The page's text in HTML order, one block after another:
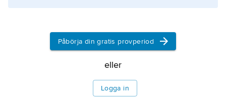
Påbörja din gratis provperiod
eller
Logga in